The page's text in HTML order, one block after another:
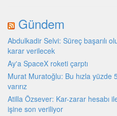
Gündem
Abdulkadir Selvi: Süreç başarılı
karar verilecek
Ay'a SpaceX roketi çarptı
Murat Muratoğlu: Bu hızla
varırız
Atilla Özsever: Kar-zarar hesabı
işine son veriliyor